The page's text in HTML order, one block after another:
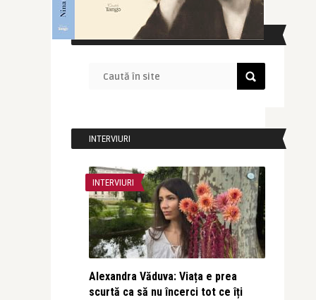
CAUTĂ ÎN SITE
INTERVIURI
INTERVIURI
Alexandra Văduva: Viața e prea
scurtă ca să nu încerci tot ce îți